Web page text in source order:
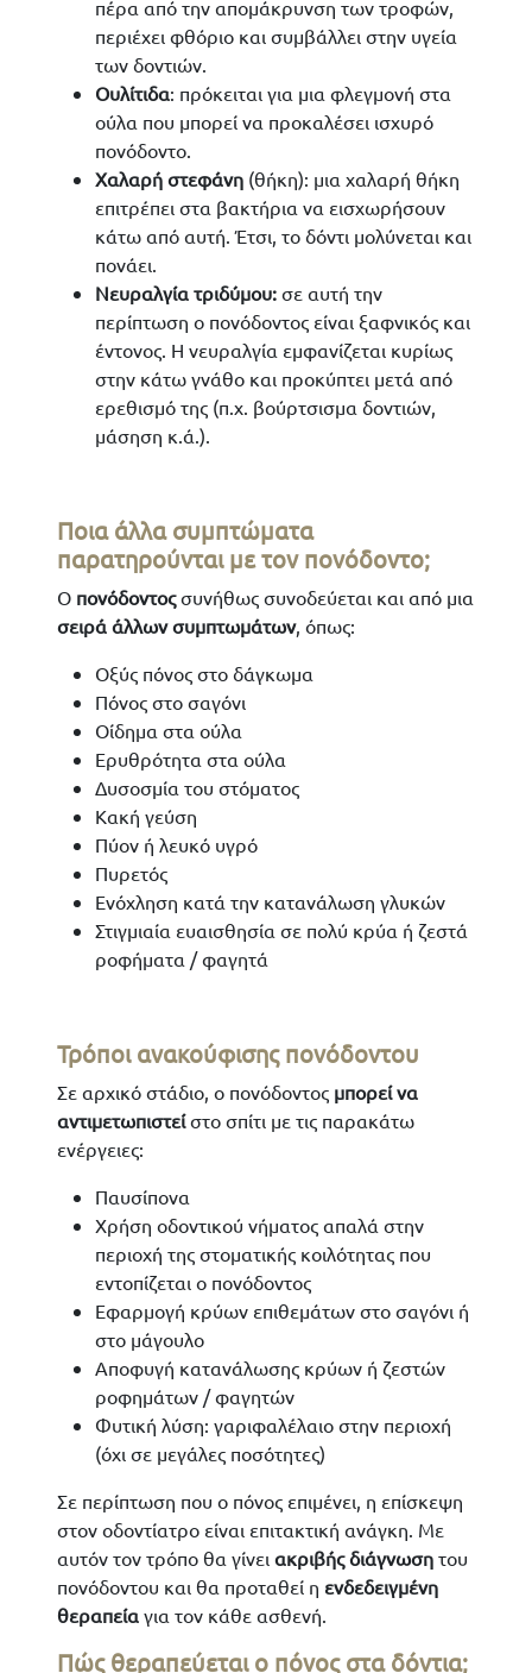
πέρα από την απομάκρυνση των τροφών,
περιέχει φθόριο και συμβάλλει στην υγεία
των δοντιών.
Ουλίτιδα: πρόκειται για μια φλεγμονή στα
ούλα που μπορεί να προκαλέσει ισχυρό
πονόδοντο.
Χαλαρή στεφάνη (θήκη): μια χαλαρή θήκη
επιτρέπει στα βακτήρια να εισχωρήσουν
κάτω από αυτή. Έτσι, το δόντι μολύνεται και
πονάει.
Νευραλγία τριδύμου: σε αυτή την
περίπτωση ο πονόδοντος είναι ξαφνικός και
έντονος. Η νευραλγία εμφανίζεται κυρίως
στην κάτω γνάθο και προκύπτει μετά από
ερεθισμό της (π.χ. βούρτσισμα δοντιών,
μάσηση κ.ά.).
Ποια άλλα συμπτώματα
παρατηρούνται με τον πονόδοντο;
Ο πονόδοντοςσυνήθως συνοδεύεται και από μια
σειρά άλλων συμπτωμάτων, όπως:
Οξύς πόνος στο δάγκωμα
Πόνος στο σαγόνι
Οίδημα στα ούλα
Ερυθρότητα στα ούλα
Δυσοσμία του στόματος
Κακή γεύση
Πύον ή λευκό υγρό
Πυρετός
Ενόχληση κατά την κατανάλωση γλυκών
Στιγμιαία ευαισθησία σε πολύ κρύα ή ζεστά
ροφήματα / φαγητά
Τρόποι ανακούφισης πονόδοντου
Σε αρχικό στάδιο, ο πονόδοντος μπορεί να
αντιμετωπιστείστο σπίτι με τις παρακάτω
ενέργειες:
Παυσίπονα
Χρήση οδοντικού νήματος απαλά στην
περιοχή της στοματικής κοιλότητας που
εντοπίζεται ο πονόδοντος
Εφαρμογή κρύων επιθεμάτων στο σαγόνι ή
στο μάγουλο
Αποφυγή κατανάλωσης κρύων ή ζεστών
ροφημάτων / φαγητών
Φυτική λύση: γαριφαλέλαιο στην περιοχή
(όχι σε μεγάλες ποσότητες)
Σε περίπτωση που ο πόνος επιμένει, η επίσκεψη
στον οδοντίατρο είναι επιτακτική ανάγκη. Με
αυτόν τον τρόπο θα γίνει ακριβής διάγνωση του
πονόδοντου και θα προταθεί η ενδεδειγμένη
θεραπεία για τον κάθε ασθενή.
Πώς θεραπεύεται ο πόνος στα δόντια;